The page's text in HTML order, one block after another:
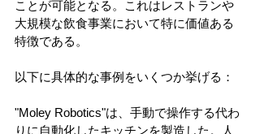
ことが可能となる。これはレストランや
大規模な飲食事業において特に価値ある
特徴である。
以下に具体的な事例をいくつか挙げる：
"Moley Robotics"は、手動で操作する代わ
りに自動化したキッチンを製造した。人